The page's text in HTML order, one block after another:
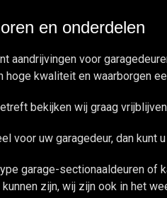
en onderdelen
aandrijvingen voor
kwaliteit en waarborgen
bekijken wij graag
voor uw garagedeur, dan kunt
garage-sectionaaldeuren of
zijn, wij zijn ook in het